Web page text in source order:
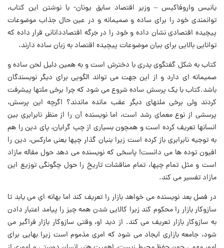
یانیس واروفاکیس – وزیر اقتصاد سابق یونان- با نوشتن این کتاب،
توانمندی خود را برای ساده و صمیمانه و در عین حال جذاب موضوعات
پیچیده اقتصادی نشان داده و خود را در جرگه اقتصاددانانی قرار داده که
توانایی بالایی برای بیان موضوعات پیچیده اقتصاد به زبان ساده دارند.
کتاب به شکل گفتگوی پدری با دخترش است و به همین دلیل لحن ساده و
صمیمانه ای دارد و از این جهت می تواند الگویی برای دیگر نویسندگان
باشد.کتاب با یک پرسش ساده شروع می شود که چرا برخی ملتها پیشرفت
کردند ولی برخی ملتهای دیگر عقب مانده ماندند؟ اگرچه این پرسش،
پرسشی از نوع معمای رشد است، اما نویسنده آن را از منظر نابرابری بین
انسانها تعریف کرده است و همچون بسیاری از چپ گرایان، پای دین را هم
به توجیه نابرابری باز کرده است زیرا بنیان گذار چپها یعنی مارکس، دین را
افیون توده ها می دانست! پاسخی که نویسنده می دهد حول مقاله مازاد
است و مثل تمام چپها، تمام مناقشات تاریخ را حول چگونگی توزیع این
مازاد تفسیر می کند.
در فصل بعد نویسنده می خواهد بازار را تعریف کند اما بهانه ای می یابد تا
سازوکار بازار را محکوم کند زیرا کالایی شدن همه چیز را پیامد اعتبار دادن
به سازوکار بازار تعریف می کند. از دید او، وقتی سازوکار بازار فراگیر می
شود، جامعه بازاری ایجاد می شود که امری مذموم است زیرا بهایی برای